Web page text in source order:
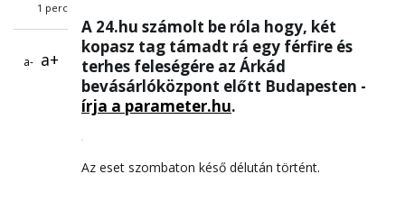
1 perc
a- a+
A 24.hu számolt be róla hogy, két
kopasz tag támadt rá egy férfire és
terhes feleségére az Árkád
bevásárlóközpont előtt Budapesten -
írja a parameter.hu.
Az eset szombaton késő délután történt.